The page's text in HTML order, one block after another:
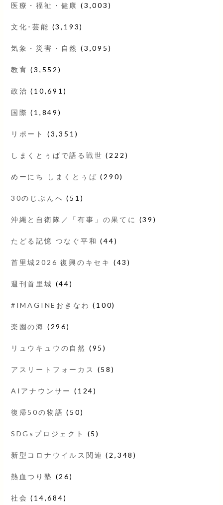
医療・福祉・健康 (3,003)
文化･芸能 (3,193)
気象・災害・自然 (3,095)
教育 (3,552)
政治 (10,691)
国際 (1,849)
リポート (3,351)
しまくとぅばで語る戦世 (222)
めーにち しまくとぅば (290)
30のじぶんへ (51)
沖縄と自衛隊／「有事」の果てに (39)
たどる記憶 つなぐ平和 (44)
首里城2026 復興のキセキ (43)
週刊首里城 (44)
#IMAGINEおきなわ (100)
楽園の海 (296)
リュウキュウの自然 (95)
アスリートフォーカス (58)
AIアナウンサー (124)
復帰50の物語 (50)
SDGsプロジェクト (5)
新型コロナウイルス関連 (2,348)
熱血つり塾 (26)
社会 (14,684)